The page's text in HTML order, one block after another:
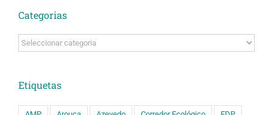
Categorias
Categorias
Etiquetas